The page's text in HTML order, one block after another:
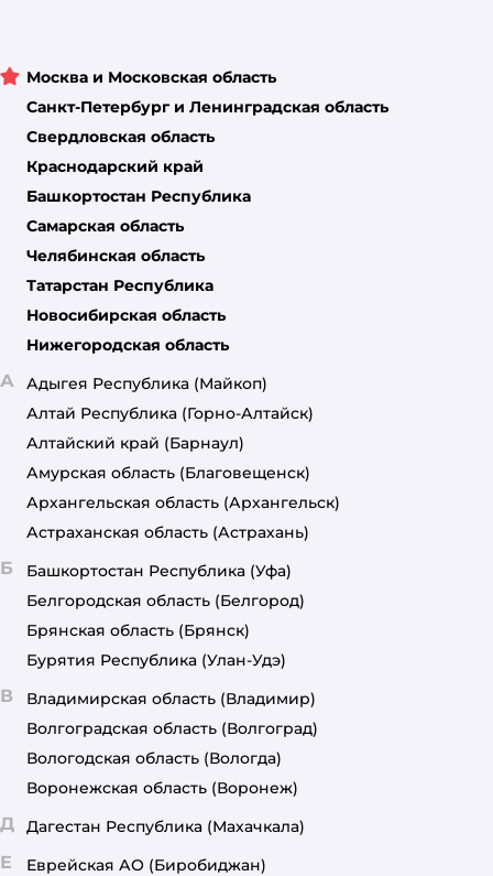
Москва и Московская область
Санкт-Петербург и Ленинградская область
Свердловская область
Краснодарский край
Башкортостан Республика
Самарская область
Челябинская область
Татарстан Республика
Новосибирская область
Нижегородская область
А Адыгея Республика (Майкоп)
Алтай Республика (Горно-Алтайск)
Алтайский край (Барнаул)
Амурская область (Благовещенск)
Архангельская область (Архангельск)
Астраханская область (Астрахань)
Б Башкортостан Республика (Уфа)
Белгородская область (Белгород)
Брянская область (Брянск)
Бурятия Республика (Улан-Удэ)
В Владимирская область (Владимир)
Волгоградская область (Волгоград)
Вологодская область (Вологда)
Воронежская область (Воронеж)
Д Дагестан Республика (Махачкала)
Е Еврейская АО (Биробиджан)